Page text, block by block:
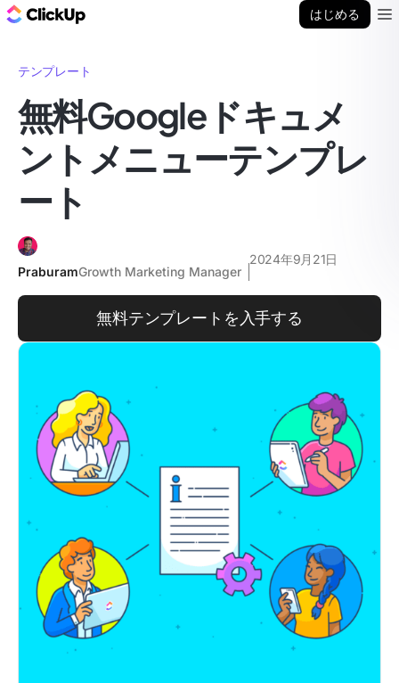
はじめる
テンプレート
無料Googleドキュメ
ントメニューテンプレ
ート
PraburamGrowth Marketing Manager
2024年9月21日
無料テンプレートを入手する